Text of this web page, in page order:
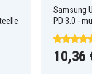
Samsung
PD 3.0 -
10,36